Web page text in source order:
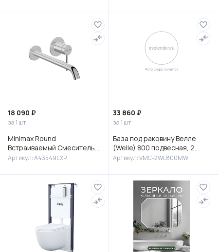
18 090 ₽
за 1 шт
Minimax Round
Встраиваемый Смеситель
для раковины, хром,
Артикул: A43549EXP
33 860 ₽
за 1 шт
База под раковину Велле
(Welle) 800 подвесная, 2
выкатных ящика микролифт,
Артикул: VMC-2WL800MW